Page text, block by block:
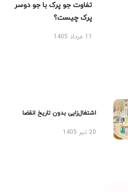
تفاوت جو پرک با جو دوسر
پرک چیست؟
11 مرداد 1405
اشتغال‌زایی بدون تاریخ انقضا
20 تیر 1405